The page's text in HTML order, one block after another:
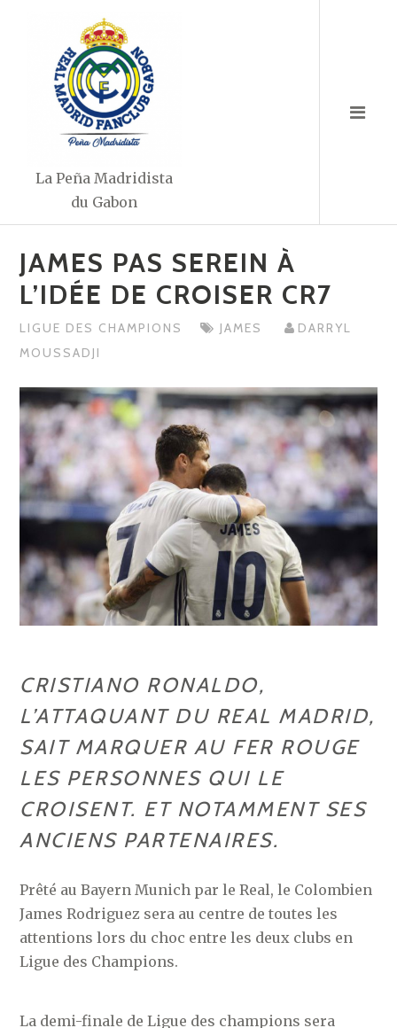
La Peña Madridista
du Gabon
JAMES PAS SEREIN À
L’IDÉE DE CROISER CR7
LIGUE DES CHAMPIONS JAMES
DARRYL
MOUSSADJI
CRISTIANO RONALDO,
L’ATTAQUANT DU REAL MADRID,
SAIT MARQUER AU FER ROUGE
LES PERSONNES QUI LE
CROISENT. ET NOTAMMENT SES
ANCIENS PARTENAIRES.
Prêté au Bayern Munich par le Real, le Colombien
James Rodriguez sera au centre de toutes les
attentions lors du choc entre les deux clubs en
Ligue des Champions.
La demi-finale de Ligue des champions sera